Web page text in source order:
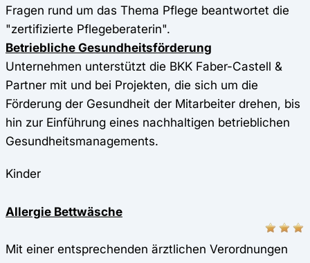
Fragen rund um das Thema Pflege beantwortet die
"zertifizierte Pflegeberaterin".
Betriebliche Gesundheitsförderung
Unternehmen unterstützt die BKK Faber-Castell &
Partner mit und bei Projekten, die sich um die
Förderung der Gesundheit der Mitarbeiter drehen, bis
hin zur Einführung eines nachhaltigen betrieblichen
Gesundheitsmanagements.
Kinder
Allergie Bettwäsche
Mit einer entsprechenden ärztlichen Verordnungen